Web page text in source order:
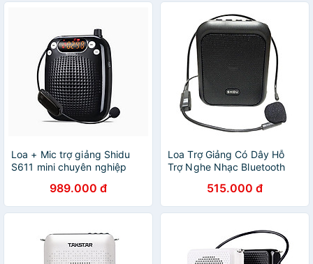
Loa + Mic trợ giảng Shidu
S611 mini chuyên nghiệp
989.000 đ
Loa Trợ Giảng Có Dây Hỗ
Trợ Nghe Nhạc Bluetooth
Chính Hãng515.000 đ